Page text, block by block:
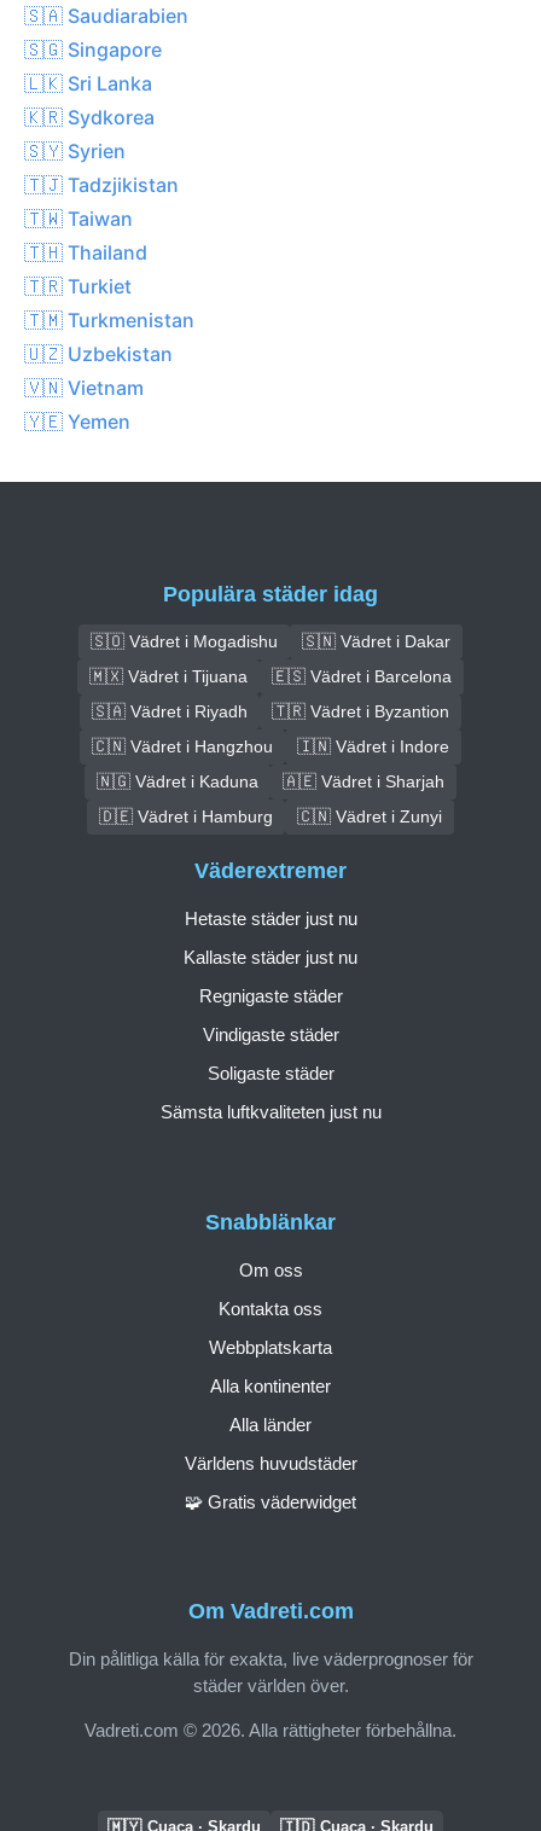
🇸🇦 Saudiarabien
🇸🇬 Singapore
🇱🇰 Sri Lanka
🇰🇷 Sydkorea
🇸🇾 Syrien
🇹🇯 Tadzjikistan
🇹🇼 Taiwan
🇹🇭 Thailand
🇹🇷 Turkiet
🇹🇲 Turkmenistan
🇺🇿 Uzbekistan
🇻🇳 Vietnam
🇾🇪 Yemen
Populära städer idag
🇸🇴 Vädret i Mogadishu
🇸🇳 Vädret i Dakar
🇲🇽 Vädret i Tijuana
🇪🇸 Vädret i Barcelona
🇸🇦 Vädret i Riyadh
🇹🇷 Vädret i Byzantion
🇨🇳 Vädret i Hangzhou
🇮🇳 Vädret i Indore
🇳🇬 Vädret i Kaduna
🇦🇪 Vädret i Sharjah
🇩🇪 Vädret i Hamburg
🇨🇳 Vädret i Zunyi
Om Vadreti.com
Din pålitliga källa för exakta, live väderprognoser för
städer världen över.
Vadreti.com © 2026. Alla rättigheter förbehållna.
Snabblänkar
Om oss
Kontakta oss
Webbplatskarta
Alla kontinenter
Alla länder
Världens huvudstäder
🧩 Gratis väderwidget
Väderextremer
Hetaste städer just nu
Kallaste städer just nu
Regnigaste städer
Vindigaste städer
Soligaste städer
Sämsta luftkvaliteten just nu
🇲🇾 Cuaca · Skardu 🇮🇩 Cuaca · Skardu